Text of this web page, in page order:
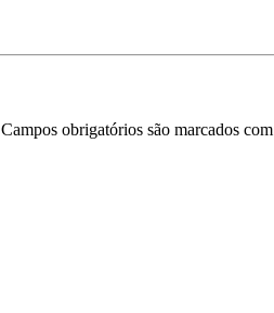
Campos obrigatórios são marcados com